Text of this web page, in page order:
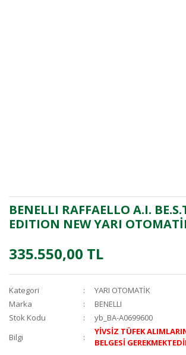
BENELLI RAFFAELLO A.I.
EDITION NEW YARI
335.550,00 TL
Kategori
YARI OTOMATİK
Marka
BENELLI
Stok Kodu
yb_BA-A0699600
Bilgi
YİVSİZ TÜFEK
BELGESİ